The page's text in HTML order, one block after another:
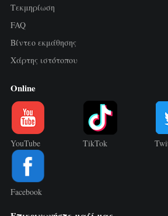
Τεκμηρίωση
FAQ
Βίντεο εκμάθησης
Χάρτης ιστότοπου
Online
YouTube TikTok
Facebook